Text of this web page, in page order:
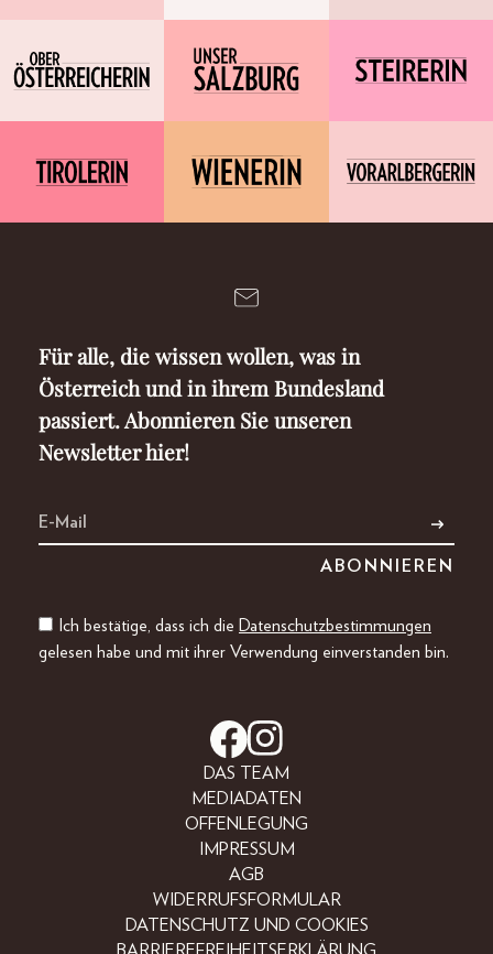
Für alle, die wissen wollen, was in
Österreich und in ihrem Bundesland
passiert. Abonnieren Sie unseren
Newsletter hier!
Ich bestätige, dass ich die Datenschutzbestimmungen
gelesen habe und mit ihrer Verwendung einverstanden bin.
DAS TEAM
MEDIADATEN
OFFENLEGUNG
IMPRESSUM
AGB
WIDERRUFSFORMULAR
DATENSCHUTZ UND COOKIES